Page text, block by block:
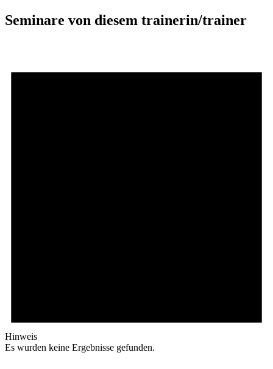
Seminare von diesem trainerin/trainer
Hinweis
Es wurden keine Ergebnisse gefunden.